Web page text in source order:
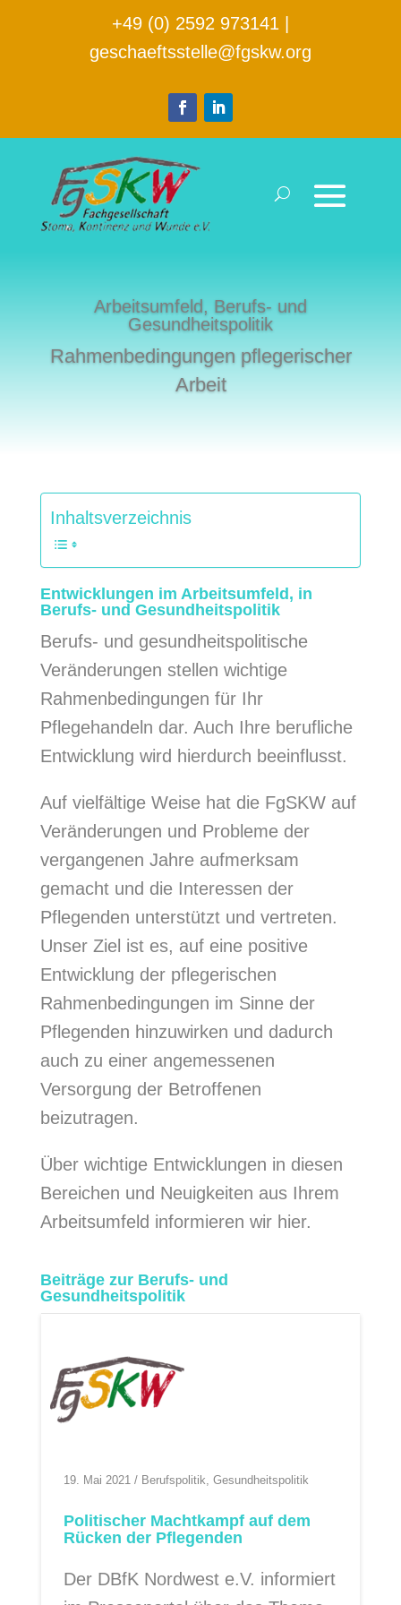
+49 (0) 2592 973141
geschaeftsstelle@fgskw.org
Arbeitsumfeld, Berufs- und
Gesundheitspolitik
Rahmenbedingungen pflegerischer
Arbeit
Inhaltsverzeichnis
Entwicklungen im Arbeitsumfeld, in
Berufs- und Gesundheitspolitik
Berufs- und gesundheitspolitische
Veränderungen stellen wichtige
Rahmenbedingungen für Ihr
Pflegehandeln dar. Auch Ihre berufliche
Entwicklung wird hierdurch beeinflusst.
Auf vielfältige Weise hat die FgSKW auf
Veränderungen und Probleme der
vergangenen Jahre aufmerksam
gemacht und die Interessen der
Pflegenden unterstützt und vertreten.
Unser Ziel ist es, auf eine positive
Entwicklung der pflegerischen
Rahmenbedingungen im Sinne der
Pflegenden hinzuwirken und dadurch
auch zu einer angemessenen
Versorgung der Betroffenen
beizutragen.
Über wichtige Entwicklungen in diesen
Bereichen und Neuigkeiten aus Ihrem
Arbeitsumfeld informieren wir hier.
Beiträge zur Berufs- und
Gesundheitspolitik
19. Mai 2021 / Berufspolitik Gesundheitspolitik
Politischer Machtkampf auf dem
Rücken der Pflegenden
Der DBfK Nordwest e.V. informiert